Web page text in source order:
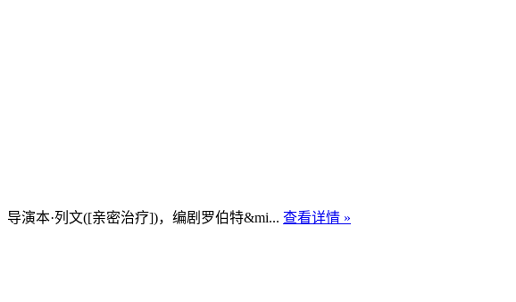
演本·列文([亲密治疗])，编剧罗伯特&mi... 查看详情 »